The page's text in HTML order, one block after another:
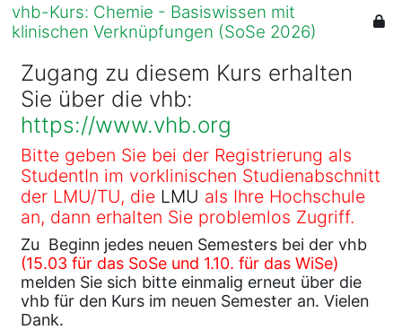
vhb-Kurs: Chemie - Basiswissen mit
klinischen Verknüpfungen (SoSe 2026)
Zugang zu diesem Kurs erhalten
Sie über die vhb:
https://www.vhb.org
Bitte geben Sie bei der Registrierung als
StudentIn im vorklinischen Studienabschnitt
der LMU/TU, die LMU als Ihre Hochschule
an, dann erhalten Sie problemlos Zugriff.
Zu Beginn jedes neuen Semesters bei der vhb
(15.03 für das SoSe und 1.10. für das WiSe)
melden Sie sich bitte einmalig erneut über die
vhb für den Kurs im neuen Semester an. Vielen
Dank.